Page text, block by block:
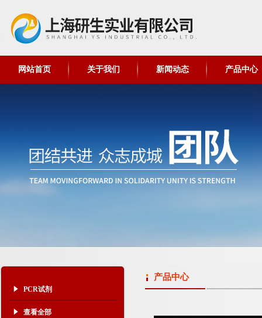
网站首页 关于我们 新闻动态 产品中心
PCR试剂
查看全部
产品中心